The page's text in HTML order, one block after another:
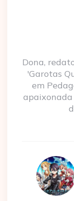
Dona,
'Garotas
em
apaixonada